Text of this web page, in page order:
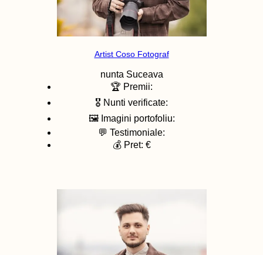
Artist Coso Fotograf
nunta Suceava
🏆 Premii:
🎖️ Nunti verificate:
🖼️ Imagini portofoliu:
💬 Testimoniale:
💰 Pret: €